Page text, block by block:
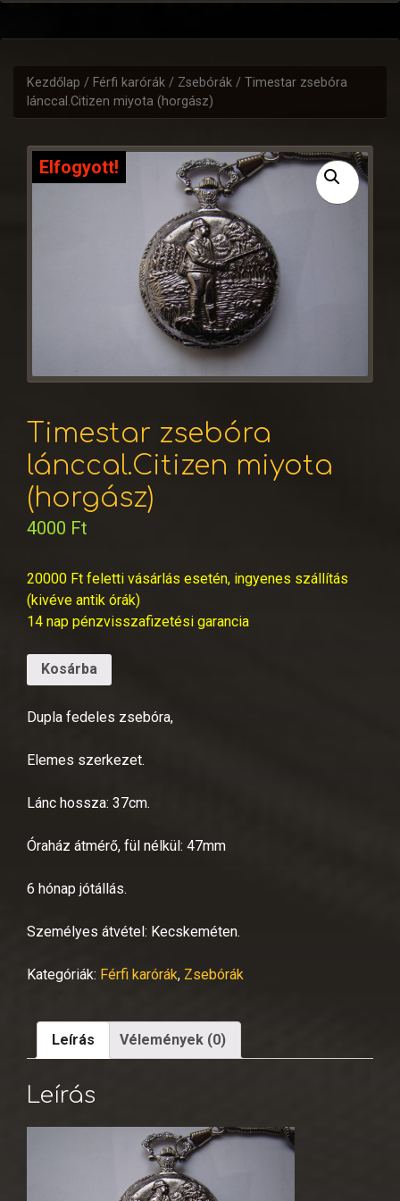
Kezdőlap / Férfi karórák / Zsebórák / Timestar zsebóra
lánccal.Citizen miyota (horgász)
Elfogyott!
Timestar zsebóra
lánccal.Citizen miyota
(horgász)
4000 Ft
20000 Ft feletti vásárlás esetén, ingyenes szállítás
(kivéve antik órák)
14 nap pénzvisszafizetési garancia
Kosárba
Dupla fedeles zsebóra,
Elemes szerkezet.
Lánc hossza: 37cm.
Óraház átmérő, fül nélkül: 47mm
6 hónap jótállás.
Személyes átvétel: Kecskeméten.
Kategóriák: Férfi karórák, Zsebórák
Leírás Vélemények (0)
Leírás